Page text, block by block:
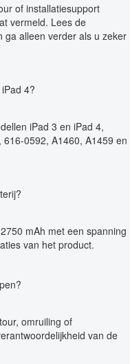
of installatiesupport
vermeld. Lees de
ga alleen verder als u zeker
4?
iPad 3 en iPad 4,
0592, A1460, A1459 en
mAh met een spanning
van het product.
omruiling of
van de